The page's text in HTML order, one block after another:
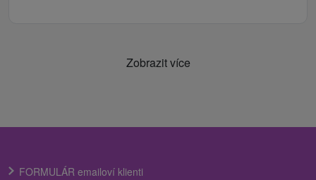
Zobrazit více
FORMULÁR emailoví klienti